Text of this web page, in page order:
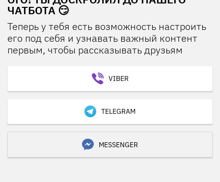
ЧАТБОТА 😏
Теперь у тебя есть возможность настроить
его под себя и узнавать важный контент
первым, чтобы рассказывать друзьям
VIBER
TELEGRAM
MESSENGER